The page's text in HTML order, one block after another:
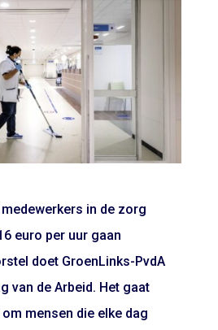
in de zorg
euro per uur gaan
doet GroenLinks-PvdA
van de Arbeid. Het gaat
mensen die elke dag